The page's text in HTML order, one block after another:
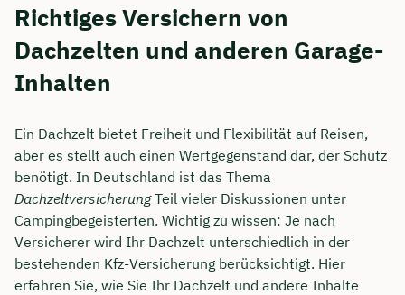
Richtiges Versichern von
Dachzelten und anderen Garage-
Inhalten
Ein Dachzelt bietet Freiheit und Flexibilität auf Reisen,
aber es stellt auch einen Wertgegenstand dar, der Schutz
benötigt. In Deutschland ist das Thema
DachzeltversicherungTeil vieler Diskussionen unter
Campingbegeisterten. Wichtig zu wissen: Je nach
Versicherer wird Ihr Dachzelt unterschiedlich in der
bestehenden Kfz-Versicherung berücksichtigt. Hier
erfahren Sie, wie Sie Ihr Dachzelt und andere Inhalte